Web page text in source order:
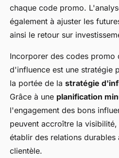
chaque code promo.
également à ajuster les
ainsi le retour sur
Incorporer des codes promo
d'influence est une stratégie
la portée de la stratégie
Grâce à une planification
l'engagement des bons
peuvent accroître la
établir des relations durables
clientèle.